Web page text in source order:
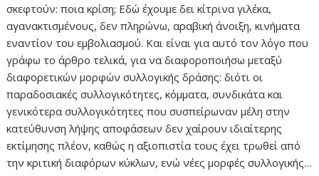
σκεφτούν: ποια κρίση; Εδώ έχουμε δει κίτρινα γιλέκα,
αγανακτισμένους, δεν πληρώνω, αραβική άνοιξη, κινήματα
εναντίον του εμβολιασμού. Και είναι για αυτό τον λόγο που
γράφω το άρθρο τελικά, για να διαφοροποιήσω μεταξύ
διαφορετικών μορφών συλλογικής δράσης: διότι οι
παραδοσιακές συλλογικότητες, κόμματα, συνδικάτα και
γενικότερα συλλογικότητες που συσπείρωναν μέλη στην
κατεύθυνση λήψης αποφάσεων δεν χαίρουν ιδιαίτερης
εκτίμησης πλέον, καθώς η αξιοπιστία τους έχει τρωθεί από
την κριτική διαφόρων κύκλων, ενώ νέες μορφές συλλογικής…